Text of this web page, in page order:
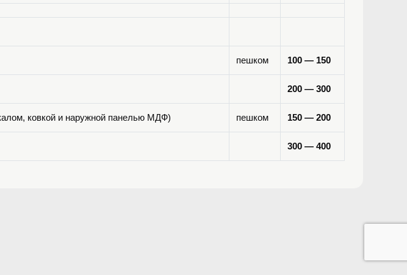
пешком 100 — 150
200 — 300
ковкой и наружной панелью МДФ) пешком 150 — 200
300 — 400